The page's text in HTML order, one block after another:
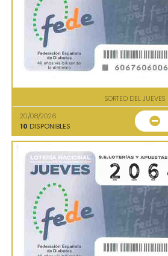
SORTEO DEL JUEVES
20/08/2026
10 DISPONIBLES